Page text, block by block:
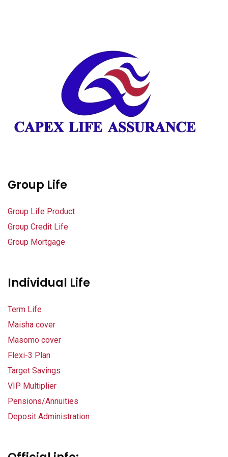
Group Life
Group Life Product
Group Credit Life
Group Mortgage
Individual Life
Term Life
Maisha cover
Masomo cover
Flexi-3 Plan
Target Savings
VIP Multiplier
Pensions/Annuities
Deposit Administration